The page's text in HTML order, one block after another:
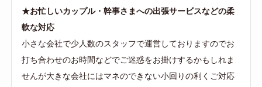
★お忙しいカップル・幹事さまへの出張サービスなどの柔
軟な対応
小さな会社で少人数のスタッフで運営しておりますのでお
打ち合わせのお時間などでご迷惑をお掛けするかもしれま
せんが大きな会社にはマネのできない小回りの利くご対応